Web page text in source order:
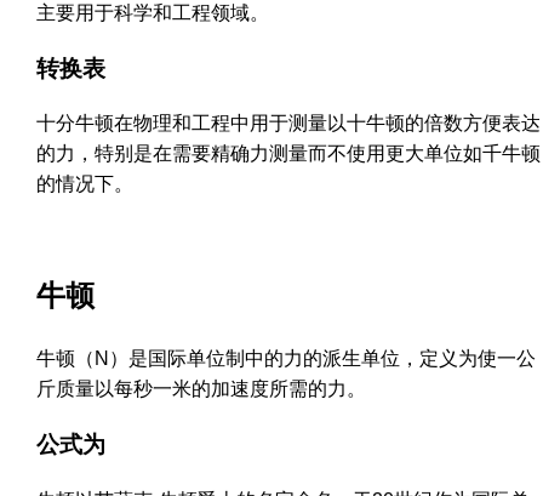
主要用于科学和工程领域。
转换表
十分牛顿在物理和工程中用于测量以十牛顿的倍数方便表达
的力，特别是在需要精确力测量而不使用更大单位如千牛顿
的情况下。
牛顿
牛顿（N）是国际单位制中的力的派生单位，定义为使一公
斤质量以每秒一米的加速度所需的力。
公式为